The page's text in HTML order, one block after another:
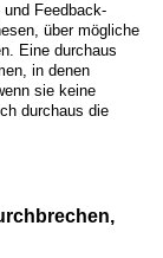
Feedback-
über mögliche
Eine durchaus
in denen
sie keine
durchaus die